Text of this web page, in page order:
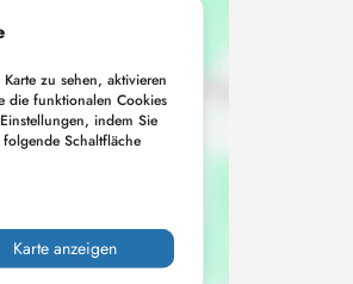
zu sehen, aktivieren
die funktionalen Cookies
indem Sie
Schaltfläche
Karte anzeigen